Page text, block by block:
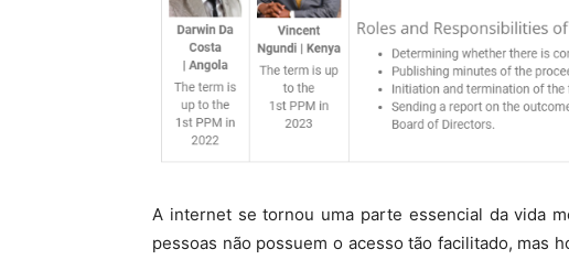
A internet se tornou uma parte essencial da vida
pessoas não possuem o acesso tão facilitado, mas